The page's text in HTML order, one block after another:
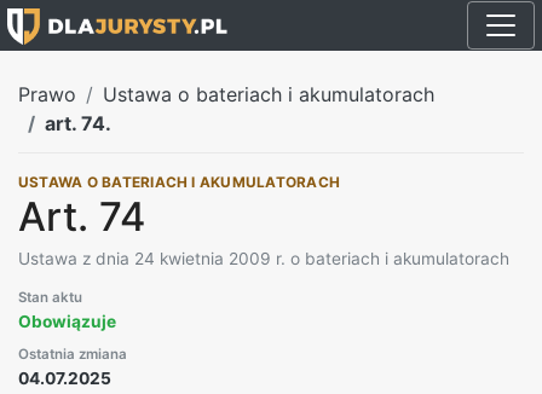
Prawo
Ustawa o bateriach i akumulatorach
art. 74.
USTAWA O BATERIACH I AKUMULATORACH
Art. 74
Ustawa z dnia 24 kwietnia 2009 r. o bateriach i akumulatorach
Stan aktu
Obowiązuje
Ostatnia zmiana
04.07.2025